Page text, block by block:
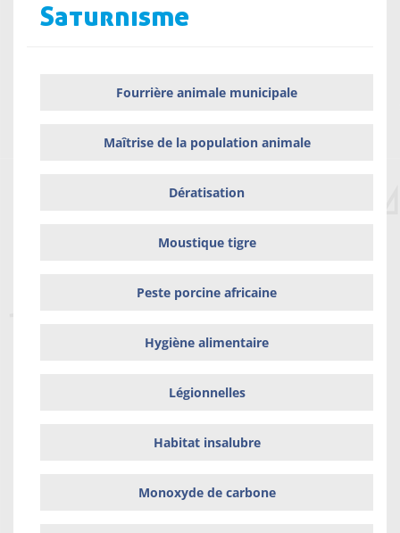
Saturnisme
Fourrière animale municipale
Maîtrise de la population animale
Dératisation
Moustique tigre
Peste porcine africaine
Hygiène alimentaire
Légionnelles
Habitat insalubre
Monoxyde de carbone